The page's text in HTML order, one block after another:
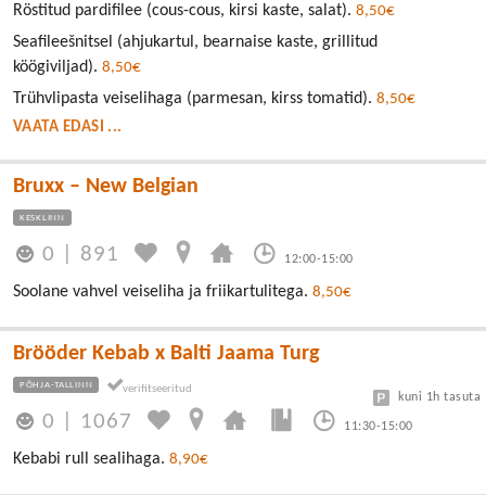
Röstitud pardifilee (cous-cous, kirsi kaste, salat). 8,50€
Seafileešnitsel (ahjukartul, bearnaise kaste, grillitud
köögiviljad). 8,50€
Trühvlipasta veiselihaga (parmesan, kirss tomatid). 8,50€
VAATA EDASI ...
Bruxx – New Belgian
KESKLINN
0 891 12:00-15:00
Soolane vahvel veiseliha ja friikartulitega. 8,50€
Brööder Kebab x Balti Jaama Turg
PÕHJA-TALLINN
0 1067 11:30-15:00
kuni 1h tasuta
Kebabi rull sealihaga. 8,90€